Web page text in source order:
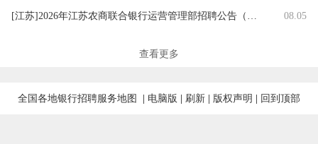
[江苏]2026年江苏农商联合银行运营管理部招聘公告（8.5） 08.05
[江苏]2026年江苏农商联合银行计划财务部招聘公告（8.5）
查看更多
全国各地银行招聘服务地图 电脑版 刷新 版权声明 回到顶部